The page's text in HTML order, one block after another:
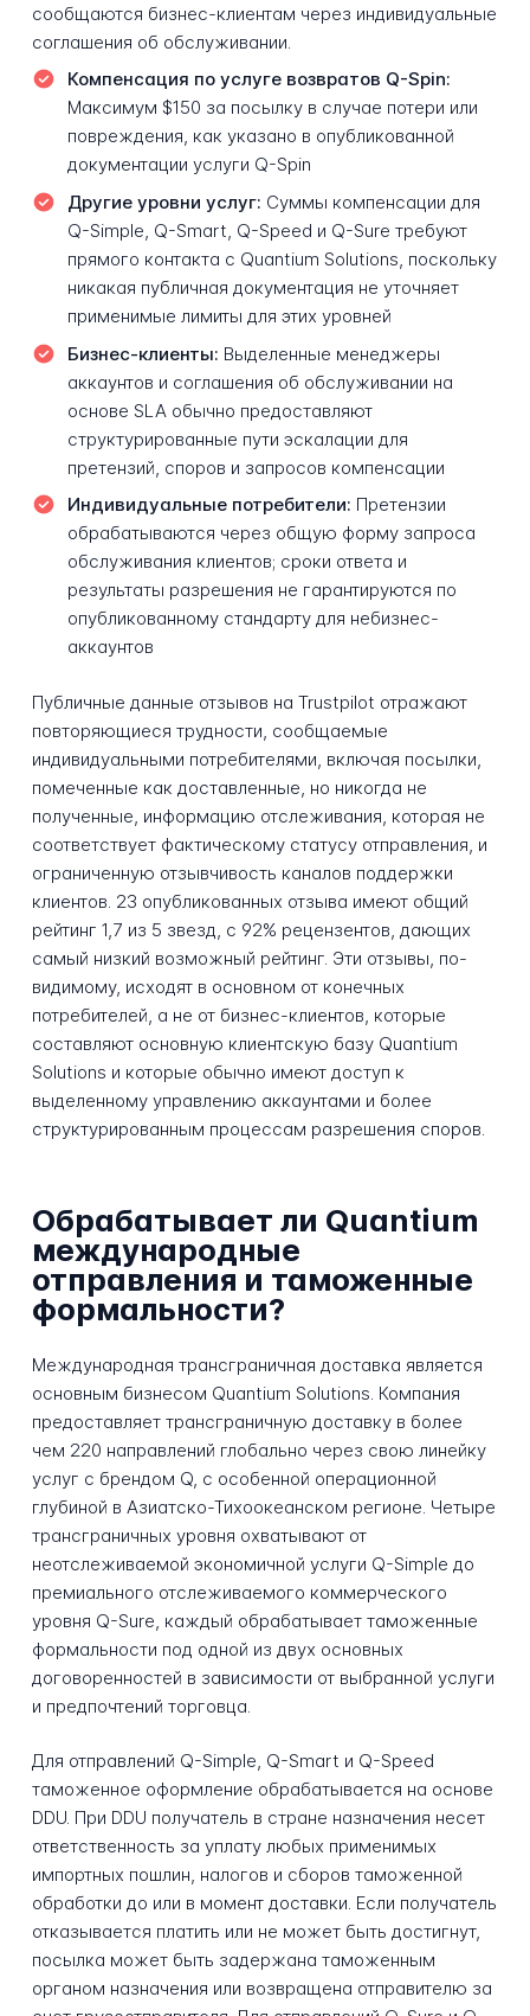
сообщаются бизнес-клиентам через индивидуальные
соглашения об обслуживании.
Компенсация по услуге возвратов Q-Spin:
Максимум $150 за посылку в случае потери или
повреждения, как указано в опубликованной
документации услуги Q-Spin
Другие уровни услуг: Суммы компенсации для
Q-Simple, Q-Smart, Q-Speed и Q-Sure требуют
прямого контакта с Quantium Solutions, поскольку
никакая публичная документация не уточняет
применимые лимиты для этих уровней
Бизнес-клиенты: Выделенные менеджеры
аккаунтов и соглашения об обслуживании на
основе SLA обычно предоставляют
структурированные пути эскалации для
претензий, споров и запросов компенсации
Индивидуальные потребители: Претензии
обрабатываются через общую форму запроса
обслуживания клиентов; сроки ответа и
результаты разрешения не гарантируются по
опубликованному стандарту для небизнес-
аккаунтов
Публичные данные отзывов на Trustpilot отражают
повторяющиеся трудности, сообщаемые
индивидуальными потребителями, включая посылки,
помеченные как доставленные, но никогда не
полученные, информацию отслеживания, которая не
соответствует фактическому статусу отправления, и
ограниченную отзывчивость каналов поддержки
клиентов. 23 опубликованных отзыва имеют общий
рейтинг 1,7 из 5 звезд, с 92% рецензентов, дающих
самый низкий возможный рейтинг. Эти отзывы, по-
видимому, исходят в основном от конечных
потребителей, а не от бизнес-клиентов, которые
составляют основную клиентскую базу Quantium
Solutions и которые обычно имеют доступ к
выделенному управлению аккаунтами и более
структурированным процессам разрешения споров.
Обрабатывает ли Quantium
международные
отправления и таможенные
формальности?
Международная трансграничная доставка является
основным бизнесом Quantium Solutions. Компания
предоставляет трансграничную доставку в более
чем 220 направлений глобально через свою линейку
услуг с брендом Q, с особенной операционной
глубиной в Азиатско-Тихоокеанском регионе. Четыре
трансграничных уровня охватывают от
неотслеживаемой экономичной услуги Q-Simple до
премиального отслеживаемого коммерческого
уровня Q-Sure, каждый обрабатывает таможенные
формальности под одной из двух основных
договоренностей в зависимости от выбранной услуги
и предпочтений торговца.
Для отправлений Q-Simple, Q-Smart и Q-Speed
таможенное оформление обрабатывается на основе
DDU. При DDU получатель в стране назначения несет
ответственность за уплату любых применимых
импортных пошлин, налогов и сборов таможенной
обработки до или в момент доставки. Если получатель
отказывается платить или не может быть достигнут,
посылка может быть задержана таможенным
органом назначения или возвращена отправителю за